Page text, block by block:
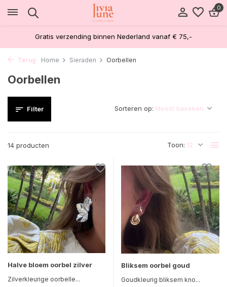
0
Gratis verzending binnen Nederland vanaf € 75,-
Terug Home Sieraden Oorbellen
Oorbellen
Filter
14 producten Toon:
Sorteren op:
Halve bloem oorbel zilver
Zilverkleurige oorbelle...
Bliksem oorbel goud
Goudkleurig bliksem kno...